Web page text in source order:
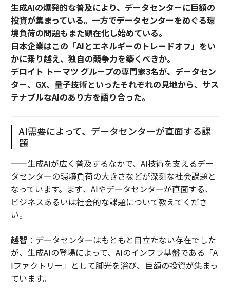
生成AIの爆発的な普及により、データセンターに巨額の
投資が集まっている。一方でデータセンターをめぐる環
境負荷の問題もまた顕在化し始めている。
日本企業はこの「AIとエネルギーのトレードオフ」をい
かに乗り越え、独自の競争力を築くべきか。
デロイト トーマツ グループの専門家3名が、データセン
ター、GX、量子技術といったそれぞれの見地から、サス
テナブルなAIのあり方を語り合った。
AI需要によって、データセンターが直面する課
題
——生成AIが広く普及するなかで、AI技術を支えるデー
タセンターの環境負荷の大きさなどが深刻な社会課題と
なっています。まず、AIやデータセンターが直面する、
ビジネスあるいは社会的な課題について教えてくださ
い。
越智 ：データセンターはもともと目立たない存在でした
が、生成AIの登場によって、AIのインフラ基盤である「A
Iファクトリー」として脚光を浴び、巨額の投資が集まっ
ています。